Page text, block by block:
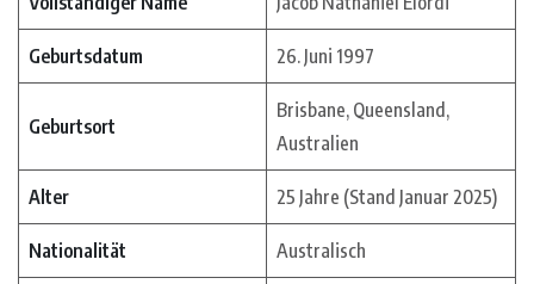
Geburtsdatum 26. Juni 1997
Geburtsort
Brisbane, Queensland,
Australien
Alter 25 Jahre (Stand Januar 2025)
Nationalität Australisch